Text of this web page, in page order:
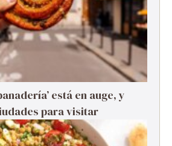
está en auge, y
para visitar